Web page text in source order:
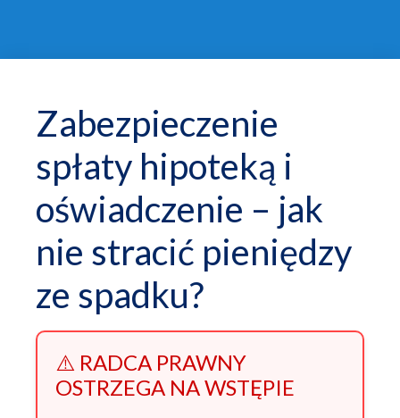
Zabezpieczenie
spłaty hipoteką i
oświadczenie – jak
nie stracić pieniędzy
ze spadku?
⚠️ RADCA PRAWNY
OSTRZEGA NA WSTĘPIE